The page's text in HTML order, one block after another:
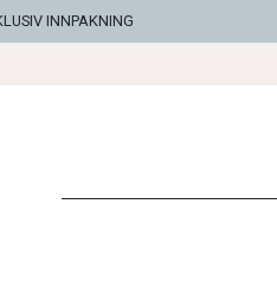
INNPAKNING